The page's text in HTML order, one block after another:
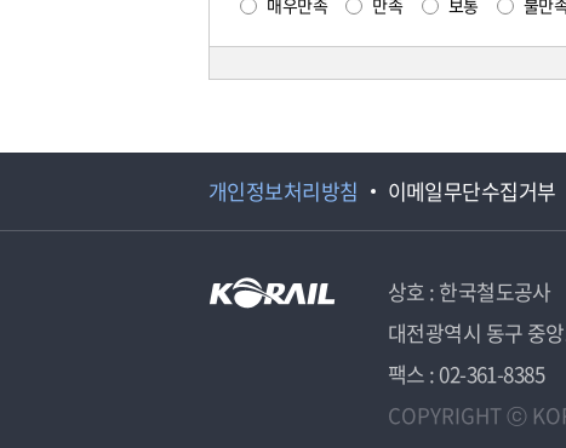
매우만족 만족 보통 불만
개인정보처리방침 이메일무단수집거부
상호 : 한국철도공사
대전광역시 동구 중
팩스 : 02-361-8385
COPYRIGHT ⓒ